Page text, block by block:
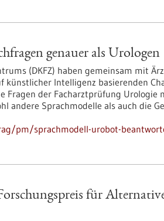
genauer als Urologen
(DKFZ) haben gemeinsam mit
künstlicher Intelligenz basierenden
Fragen der Facharztprüfung Urologie
andere Sprachmodelle als auch die
pm/sprachmodell-urobot-
für